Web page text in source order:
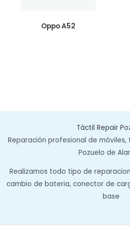
Oppo A52
Táctil Repair
Reparación profesional de
Pozuelo de
Realizamos todo tipo de
cambio de bateria, conector de
base